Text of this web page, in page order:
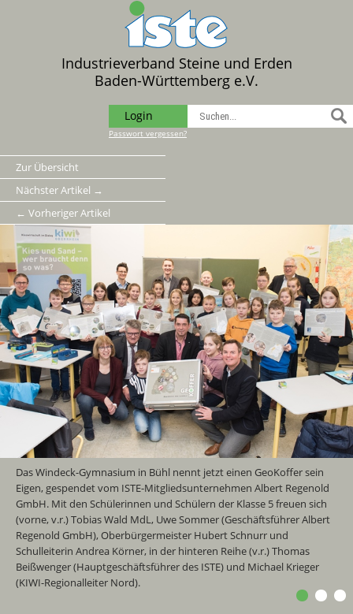
Industrieverband Steine und Erden
Baden-Württemberg e.V.
Login
Passwort vergessen?
Zur Übersicht
Nächster Artikel →
← Vorheriger Artikel
Das Windeck-Gymnasium in Bühl nennt jetzt einen GeoKoffer sein
Eigen, gespendet vom ISTE-Mitgliedsunternehmen Albert Regenold
GmbH. Mit den Schülerinnen und Schülern der Klasse 5 freuen sich
(vorne, v.r.) Tobias Wald MdL, Uwe Sommer (Geschäftsführer Albert
Regenold GmbH), Oberbürgermeister Hubert Schnurr und
Schulleiterin Andrea Körner, in der hinteren Reihe (v.r.) Thomas
Beißwenger (Hauptgeschäftsführer des ISTE) und Michael Krieger
(KIWI-Regionalleiter Nord).